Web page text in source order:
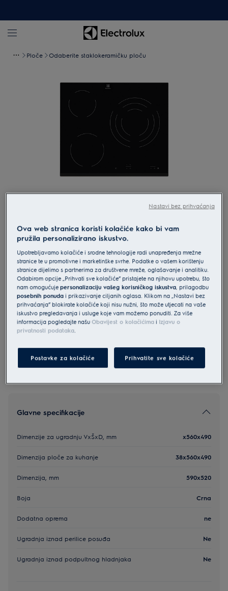
Ploče Odaberite staklokeramičku ploču
EHF6232FOK
Electrolux 300 staklokeramička
ugradbena ploča 60 cm
5 (94)
Informacijski list proizvoda
Sigurnosne upute i sigurnosna upozorenja prema EU
korisničkog priručnika. Za sigurno korištenje proizvoda
Glavne specifikacije
Dimenzije za ugradnju VxŠxD, mm x560x490
Dimenzija ploče za kuhanje 38x560x490
Dimenzija, mm 590x520
Boja Crna
Dodatna oprema ne
Ugradnja iznad perilice posuđa Ne
Ugradnja iznad podpultnog hladnjaka Ne
Ova web stranica koristi kolačiće kako bi vam
pružila personalizirano iskustvo.
Upotrebljavamo kolačiće i srodne tehnologije radi unapređenja mrežne
stranice te u promotivne i marketinške svrhe. Podatke o vašem korištenju
stranice dijelimo s partnerima za društvene mreže, oglašavanje i analitiku.
Odabirom opcije „Prihvati sve kolačiće” pristajete na njihovu upotrebu, što
nam omogućujepersonalizaciju vašeg korisničkog iskustva, prilagodbu
posebnih ponuda i prikazivanje ciljanih oglasa. Klikom na „Nastavi bez
prihvaćanja” blokirate kolačiće koji nisu nužni, što može utjecati na vaše
iskustvo pregledavanja i usluge koje vam možemo ponuditi. Za više
informacija pogledajte našuObavijest o kolačićima i Izjavu o
privatnosti podataka.
Postavke za kolačiće Prihvatite sve kolačiće
Nastavi bez prihvaćanja